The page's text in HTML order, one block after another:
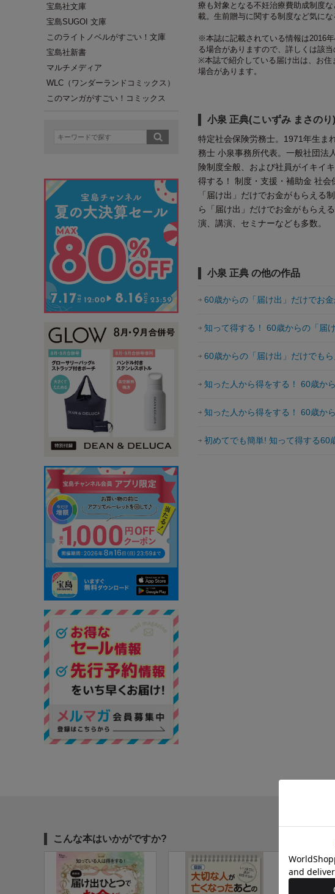
宝島社文庫
宝島SUGOI 文庫
このライトノベルがすごい！文庫
宝島社新書
マルチメディア
WLC（ワンダーランドコミックス）
このマンガがすごい！コミックス
療も対象となる不妊治療費助成制度
載。生前贈与に関する制度など気にな
※本誌に記載されている情報は2016
る場合がありますので、詳しくは該
※本誌で紹介している届け出は、お
場合があります。
小泉 正典(こいずみ まさの
特定社会保険労務士。1971年生ま
務士 小泉事務所代表。一般社団法
険制度全般、および社員がイキイ
得する！ 制度・支援・補助金 社
「届け出」だけでお金がもらえる
ら「届け出」だけでお金がもらえ
演、講演、セミナーなども多数。
小泉 正典 の他の作品
60歳からの「届け出」だけでお
知って得する！ 60歳からの「届
60歳からの「届け出」だけでも
知った人から得をする！ 60歳か
知った人から得をする！ 60歳か
初めてでも簡単! 知って得する60
こんな本はいかがですか?